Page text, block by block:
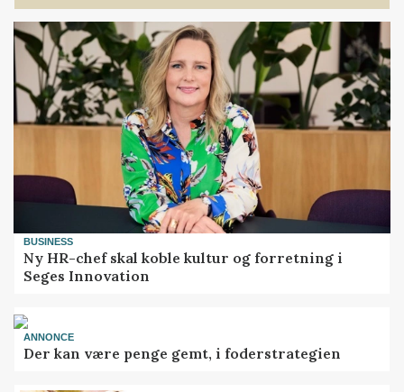
BUSINESS
Ny HR-chef skal koble kultur og forretning i
Seges Innovation
ANNONCE
Der kan være penge gemt, i foderstrategien